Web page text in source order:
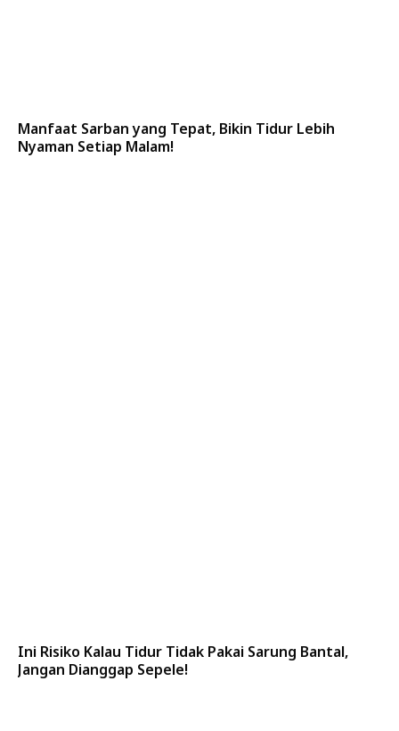
Manfaat Sarban yang Tepat, Bikin Tidur Lebih
Nyaman Setiap Malam!
Ini Risiko Kalau Tidur Tidak Pakai Sarung Bantal,
Jangan Dianggap Sepele!